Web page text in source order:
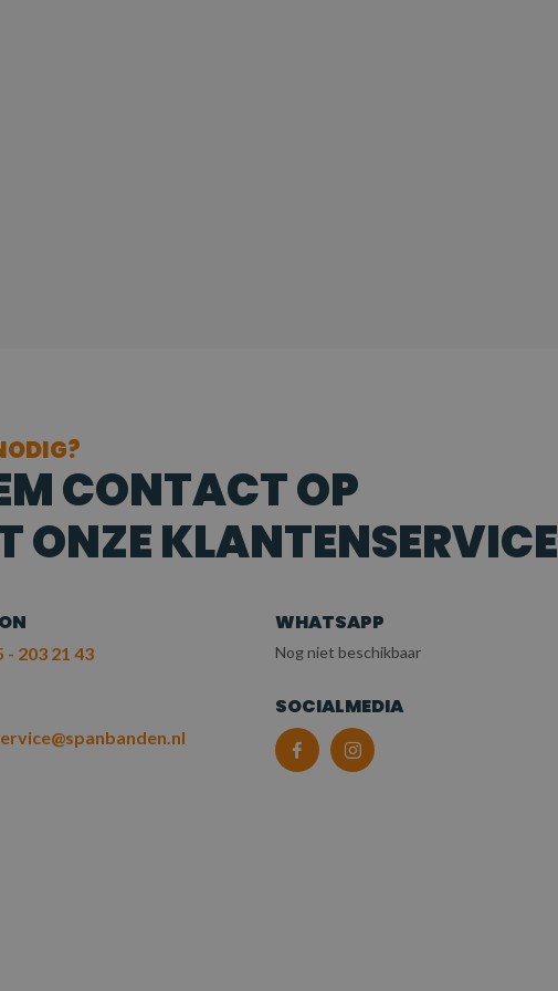
CONTACT OP
ONZE KLANTENSERVICE
- 203 21 43
WHATSAPP
Nog niet beschikbaar
SOCIALMEDIA